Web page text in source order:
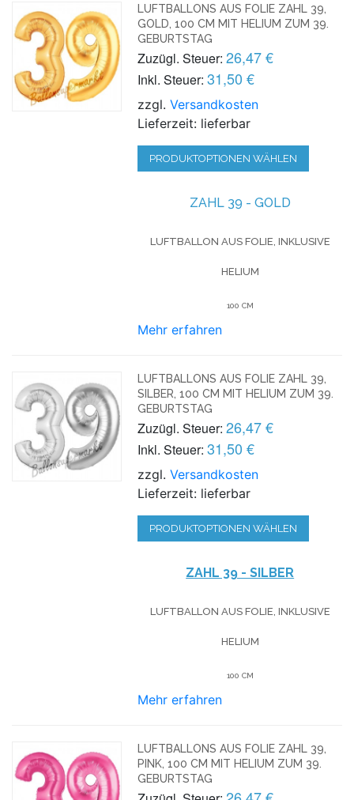
LUFTBALLONS AUS FOLIE ZAHL 39,
GOLD, 100 CM MIT HELIUM ZUM 39.
GEBURTSTAG
Zuzügl. Steuer: 26,47 €
Inkl. Steuer: 31,50 €
zzgl.Versandkosten
Lieferzeit: lieferbar
PRODUKTOPTIONEN WÄHLEN
ZAHL 39 - GOLD
LUFTBALLON AUS FOLIE, INKLUSIVE
HELIUM
100 CM
Mehr erfahren
LUFTBALLONS AUS FOLIE ZAHL 39,
SILBER, 100 CM MIT HELIUM ZUM 39.
GEBURTSTAG
Zuzügl. Steuer: 26,47 €
Inkl. Steuer: 31,50 €
zzgl.Versandkosten
Lieferzeit: lieferbar
PRODUKTOPTIONEN WÄHLEN
ZAHL 39 - SILBER
LUFTBALLON AUS FOLIE, INKLUSIVE
HELIUM
100 CM
Mehr erfahren
LUFTBALLONS AUS FOLIE ZAHL 39,
PINK, 100 CM MIT HELIUM ZUM 39.
GEBURTSTAG